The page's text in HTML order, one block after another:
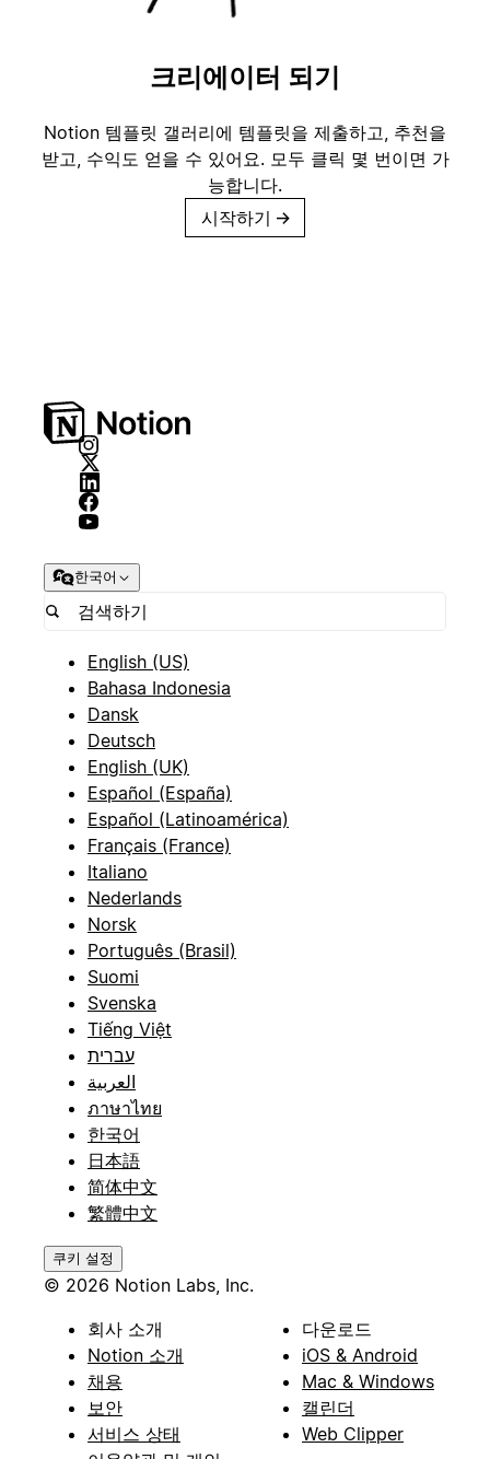
크리에이터 되기
Notion 템플릿 갤러리에 템플릿을 제출하고, 추천을
받고, 수익도 얻을 수 있어요. 모두 클릭 몇 번이면 가
능합니다.
시작하기 →
한국어
English (US)
Bahasa Indonesia
Dansk
Deutsch
English (UK)
Español (España)
Español (Latinoamérica)
Français (France)
Italiano
Nederlands
Norsk
Português (Brasil)
Suomi
Svenska
Tiếng Việt
עברית
العربية
ภาษาไทย
한국어
日本語
简体中文
繁體中文
쿠키 설정
© 2026 Notion Labs, Inc.
회사 소개
Notion 소개
채용
보안
서비스 상태
다운로드
iOS & Android
Mac & Windows
캘린더
Web Clipper